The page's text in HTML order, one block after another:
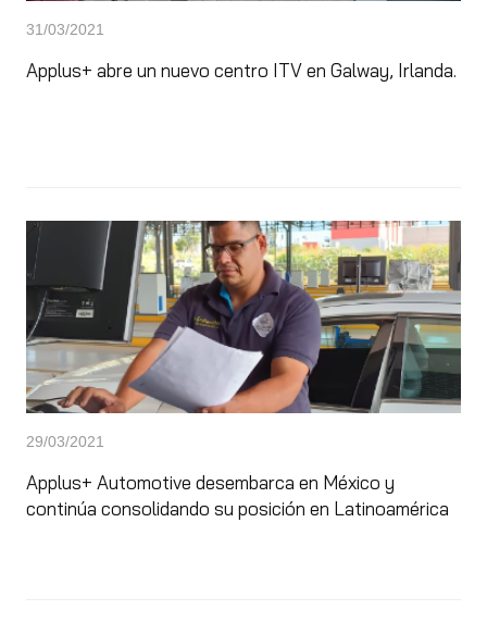
31/03/2021
Applus+ abre un nuevo centro ITV en Galway, Irlanda.
29/03/2021
Applus+ Automotive desembarca en México y
continúa consolidando su posición en Latinoamérica